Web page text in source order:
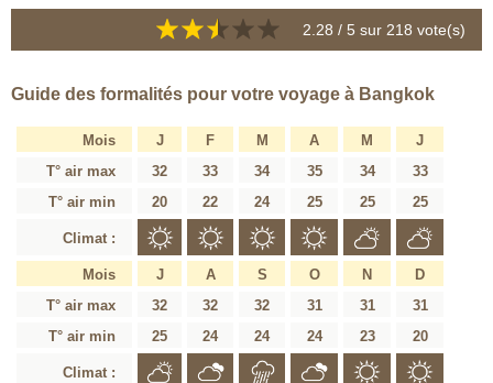
2.28 / 5 sur 218 vote(s)
Guide des formalités pour votre voyage à Bangkok
Mois J F M A M
J
T° air max
32 33 34 35 34
33
T° air min
20 22 24 25 25 25
Climat :
Mois J A S O N
D
T° air max
32 32 32 31 31
31
T° air min
25 24 24 24 23 20
Climat :